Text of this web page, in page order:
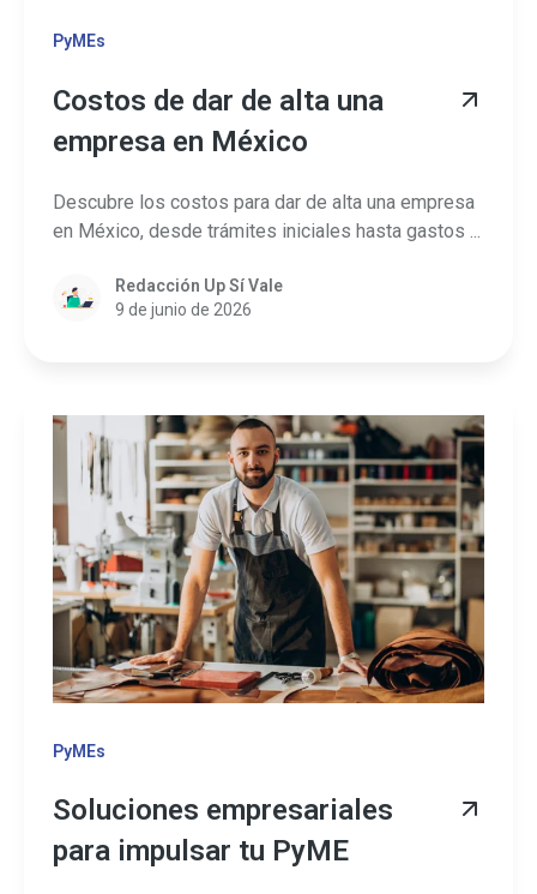
PyMEs
Costos de dar de alta una
empresa en México
Descubre los costos para dar de alta una empresa
en México, desde trámites iniciales hasta gastos ...
Redacción Up Sí Vale
9 de junio de 2026
PyMEs
Soluciones empresariales
para impulsar tu PyME